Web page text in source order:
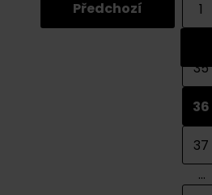
Předchozí
1
35
36
37
...